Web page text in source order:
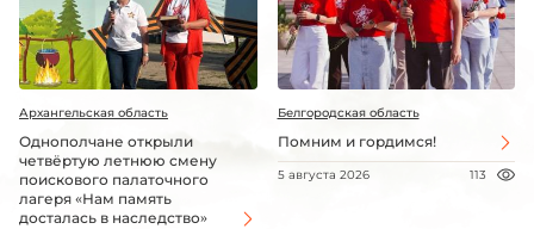
Архангельская область
Однополчане открыли
четвёртую летнюю смену
поискового палаточного
лагеря «Нам память
досталась в наследство»
Белгородская область
Помним и гордимся!
5 августа 2026 113